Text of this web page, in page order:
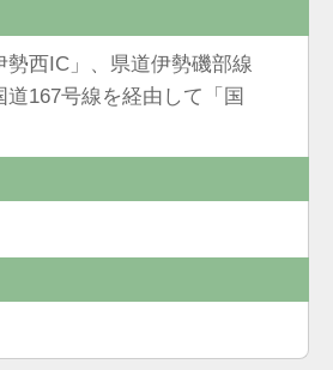
勢西IC」、県道伊勢磯部線
道167号線を経由して「国